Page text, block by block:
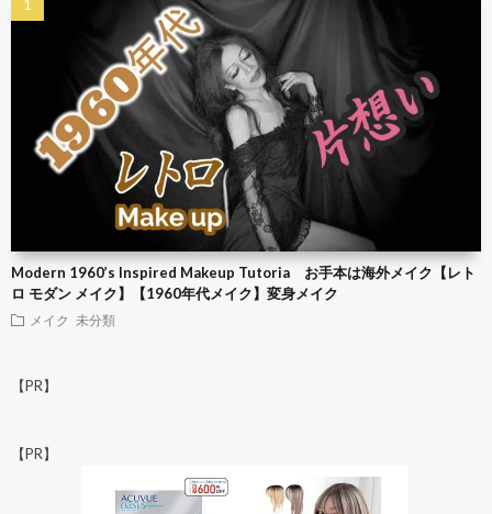
Modern 1960’s Inspired Makeup Tutoria お手本は海外メイク【レト
ロ モダン メイク】【1960年代メイク】変身メイク
メイク 未分類
【PR】
【PR】